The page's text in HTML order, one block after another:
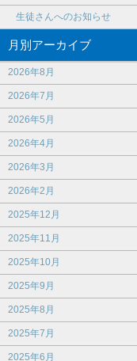
生徒さんへのお知らせ
月別アーカイブ
2026年8月
2026年7月
2026年5月
2026年4月
2026年3月
2026年2月
2025年12月
2025年11月
2025年10月
2025年9月
2025年8月
2025年7月
2025年6月